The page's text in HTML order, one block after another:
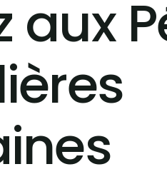
aux